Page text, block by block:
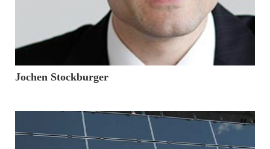
28. März 2017
Jochen Stockburger